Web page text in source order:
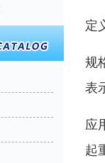
定
规
表
应
起